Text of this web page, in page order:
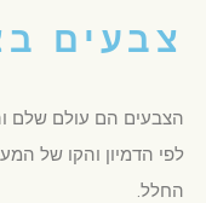
צבעים
הצבעים הם עולם שלם
לפי הדמיון והקו של
החלל.